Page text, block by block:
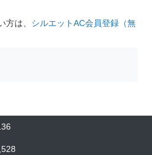
方は、 シルエットAC会員登録（無